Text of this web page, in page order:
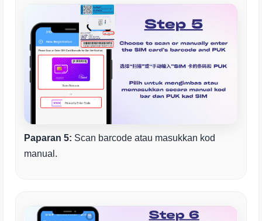
Paparan 5: Scan barcode atau masukkan kod
manual.